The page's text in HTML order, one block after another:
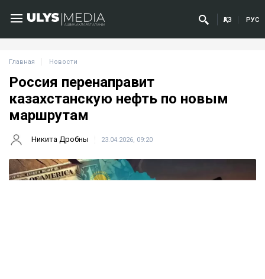
ҚАЗ РУС
Главная Новости
Россия перенаправит
казахстанскую нефть по новым
маршрутам
Никита Дробны 23.04.2026, 09:20